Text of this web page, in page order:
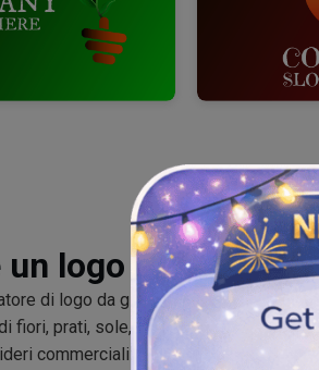
un logo per il
di logo da giardino, puoi
fiori, prati, sole, piante e altri simboli
commercializzare la tua attività di